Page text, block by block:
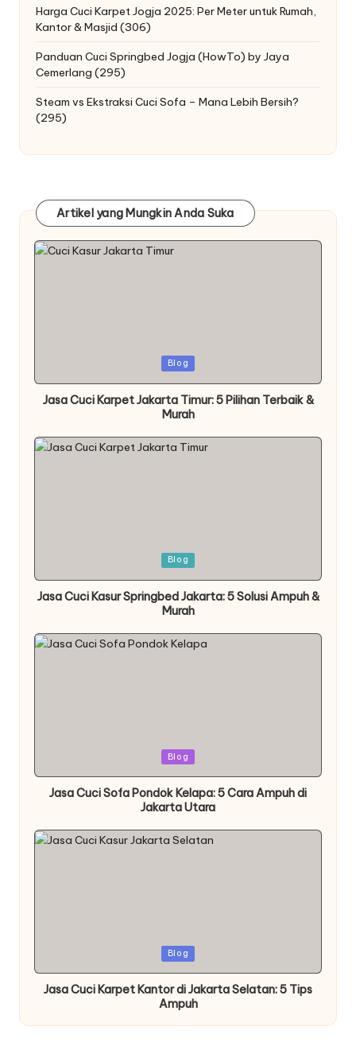
Harga Cuci Karpet Jogja 2025: Per Meter untuk Rumah,
Kantor & Masjid (306)
Panduan Cuci Springbed Jogja (HowTo) by Jaya
Cemerlang (295)
Steam vs Ekstraksi Cuci Sofa – Mana Lebih Bersih?
(295)
Artikel yang Mungkin Anda Suka
Blog
Jasa Cuci Karpet Jakarta Timur: 5 Pilihan Terbaik &
Murah
Blog
Jasa Cuci Kasur Springbed Jakarta: 5 Solusi Ampuh &
Murah
Blog
Jasa Cuci Sofa Pondok Kelapa: 5 Cara Ampuh di
Jakarta Utara
Blog
Jasa Cuci Karpet Kantor di Jakarta Selatan: 5 Tips
Ampuh